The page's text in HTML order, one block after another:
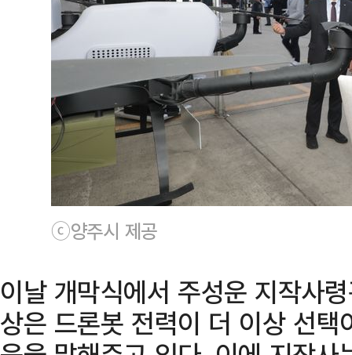
ⓒ양주시 제공
이날 개막식에서 주성운 지작사
상은 드론봇 전력이 더 이상 선